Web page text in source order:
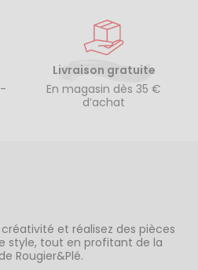
Livraison gratuite
En magasin dès 35 €
d’achat
et réalisez des pièces
style, tout en profitant de la
Rougier&Plé.